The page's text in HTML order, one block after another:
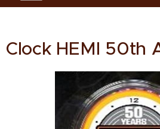
Clock HEMI 50th